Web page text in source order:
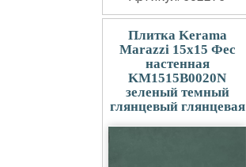
Плитка Kerama
Marazzi 15x15 Фес
настенная
KM1515B0020N
зеленый темный
глянцевый глянцевая